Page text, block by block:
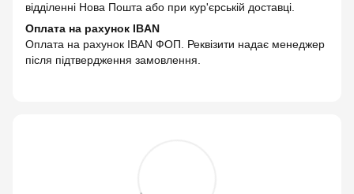
відділенні Нова Пошта або при кур'єрській доставці.
Оплата на рахунок IBAN
Оплата на рахунок IBAN ФОП. Реквізити надає менеджер
після підтвердження замовлення.